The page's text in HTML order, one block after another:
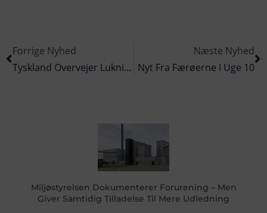
Forrige Nyhed
Tyskland Overvejer Lukning Af Fiskeområder I Nordsøen
Næste Nyhed
Nyt Fra Færøerne I Uge 10
Miljøstyrelsen Dokumenterer Forurening – Men
Giver Samtidig Tilladelse Til Mere Udledning